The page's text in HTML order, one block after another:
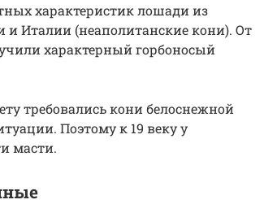
характеристик лошади из
и Италии (неаполитанские кони). От
характерный горбоносый
требовались кони белоснежной
Поэтому к 19 веку у
масти.